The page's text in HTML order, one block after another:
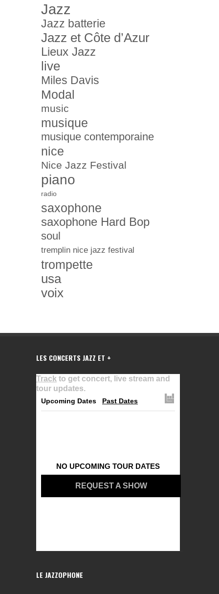
Jazz
Jazz batterie
Jazz et Côte d’Azur
Lieux Jazz
live
Miles Davis
Modal
music
musique
musique contemporaine
nice
Nice Jazz Festival
piano
radio
saxophone
saxophone Hard Bop
soul
tremplin nice jazz festival
trompette
usa
voix
LES CONCERTS JAZZ ET +
Track to get concert, live stream and
tour updates.
Upcoming Dates Past Dates
NO UPCOMING TOUR DATES
REQUEST A SHOW
LE JAZZOPHONE